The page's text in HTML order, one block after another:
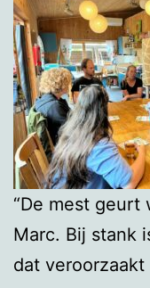
“De mest geurt
Marc. Bij stank
dat